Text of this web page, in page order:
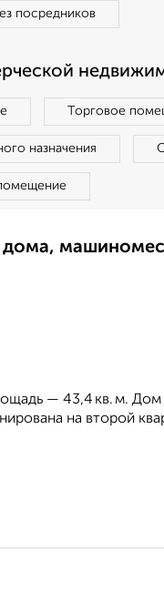
посредников
Торговое
назначения
— 43,4 кв. м.
на второй